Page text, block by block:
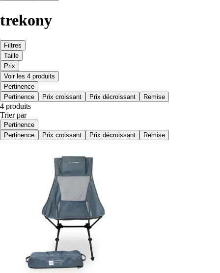
trekony
Filtres
Taille
Prix
Voir les 4 produits
Pertinence
Pertinence
Prix croissant Prix décroissant Remise
4 produits
Trier par
Pertinence
Pertinence
Prix croissant Prix décroissant Remise